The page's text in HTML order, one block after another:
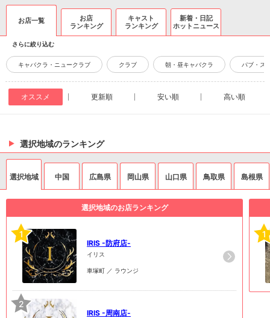
お店一覧
お店
ランキング
キャスト
ランキング
新着・日記
ホットニュース
さらに絞り込む
キャバクラ・ニュークラブ クラブ 朝・昼キャバクラ パブ・ス
オススメ 更新順 安い順 高い順
選択地域のランキング
選択地域 中国 広島県 岡山県 山口県 鳥取県 島根県
選択地域のお店ランキング
1
IRIS -防府店-
イリス
車塚町 ／ ラウンジ
2
IRIS -周南店-
1